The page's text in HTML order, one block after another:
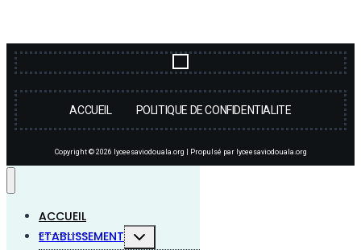
ACCUEIL POLITIQUE DE CONFIDENTIALITE
Copyright © 2026 lyceesaviodouala.org | Propulsé par lyceesaviodouala.org
ACCUEIL
ETABLISSEMENT